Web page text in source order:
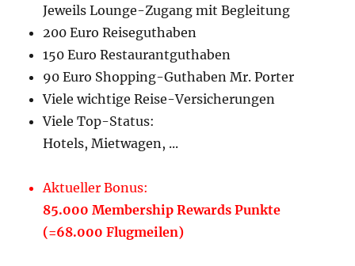
Jeweils Lounge-Zugang mit Begleitung
200 Euro Reiseguthaben
150 Euro Restaurantguthaben
90 Euro Shopping-Guthaben Mr. Porter
Viele wichtige Reise-Versicherungen
Viele Top-Status:
Hotels, Mietwagen, ...
Aktueller Bonus:
85.000 Membership Rewards Punkte
(=68.000 Flugmeilen)